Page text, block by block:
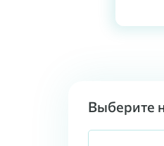
Выберите